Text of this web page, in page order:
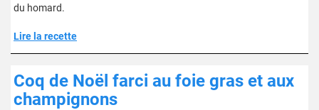
du homard.
Lire la recette
Coq de Noël farci au foie gras et aux
champignons